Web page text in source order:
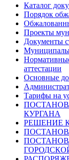
Каталог
Порядок
Проекты
Документы
аттестации
Основные
Тарифы на
КУРГАНА
РЕШЕНИЕ